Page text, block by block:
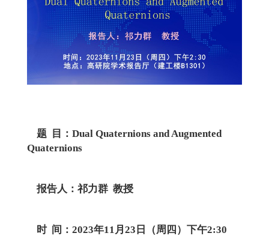
题 目：Dual Quaternions and Augmented
Quaternions
报告人：祁力群 教授
时 间：2023年11月23日（周四）下午2:30